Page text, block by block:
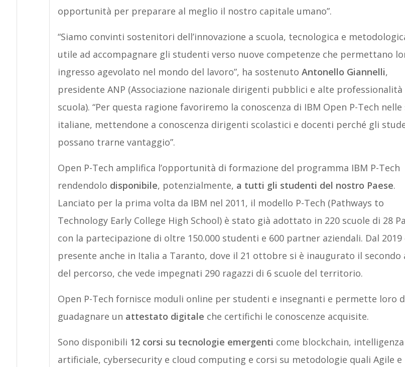
opportunità per preparare al meglio il nostro capitale umano”.
“Siamo convinti sostenitori dell’innovazione a scuola, tecnologica e
utile ad accompagnare gli studenti verso nuove competenze che permettano
ingresso agevolato nel mondo del lavoro”, ha sostenuto Antonello Giannelli,
presidente ANP (Associazione nazionale dirigenti pubblici e alte professionalità
scuola). “Per questa ragione favoriremo la conoscenza di IBM Open P-Tech nelle
italiane, mettendone a conoscenza dirigenti scolastici e docenti perché gli
possano trarne vantaggio”.
Open P-Tech amplifica l’opportunità di formazione del programma IBM P-Tech
rendendolo disponibile, potenzialmente, a tutti gli studenti del nostro Paese.
Lanciato per la prima volta da IBM nel 2011, il modello P-Tech (Pathways to
Technology Early College High School) è stato già adottato in 220 scuole di 28
con la partecipazione di oltre 150.000 studenti e 600 partner aziendali. Dal 2019
presente anche in Italia a Taranto, dove il 21 ottobre si è inaugurato il secondo
del percorso, che vede impegnati 290 ragazzi di 6 scuole del territorio.
Open P-Tech fornisce moduli online per studenti e insegnanti e permette loro
guadagnare un attestato digitale che certifichi le conoscenze acquisite.
Sono disponibili 12 corsi su tecnologie emergenti come blockchain, intelligenza
artificiale, cybersecurity e cloud computing e corsi su metodologie quali Agile e